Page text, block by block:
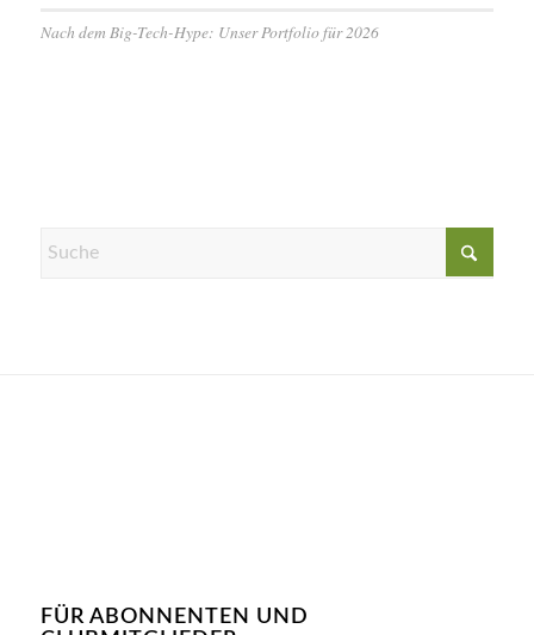
Nach dem Big-Tech-Hype: Unser Portfolio für 2026
FÜR ABONNENTEN UND